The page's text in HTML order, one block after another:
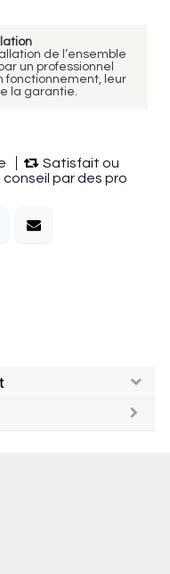
de l’ensemble
un professionnel
fonctionnement, leur
la garantie.
Satisfait ou
conseil par des pro